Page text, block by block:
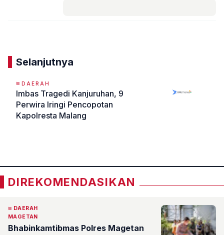
Selanjutnya
DAERAH
Imbas Tragedi Kanjuruhan, 9
Perwira Iringi Pencopotan
Kapolresta Malang
DIREKOMENDASIKAN
DAERAH
MAGETAN
Bhabinkamtibmas Polres Magetan